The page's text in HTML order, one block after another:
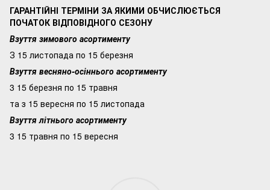
ГАРАНТІЙНІ ТЕРМІНИ ЗА ЯКИМИ ОБЧИСЛЮЄТЬСЯ
ПОЧАТОК ВІДПОВІДНОГО СЕЗОНУ
Взуття зимового асортименту
З 15 листопада по 15 березня
Взуття весняно-осіннього асортименту
3 15 березня по 15 травня
та з 15 вересня по 15 листопада
Взуття літнього асортименту
3 15 травня по 15 вересня